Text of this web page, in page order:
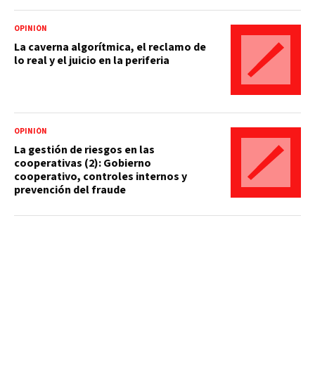
OPINIÓN
La caverna algorítmica, el reclamo de
lo real y el juicio en la periferia
OPINIÓN
La gestión de riesgos en las
cooperativas (2): Gobierno
cooperativo, controles internos y
prevención del fraude